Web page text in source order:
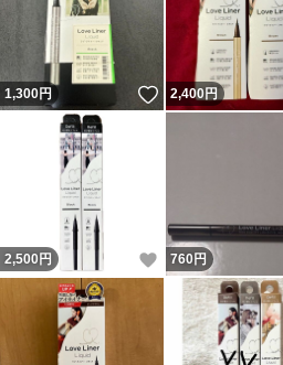
1,300円 いいね！
2,400円
2,500 円 いいね！
760円